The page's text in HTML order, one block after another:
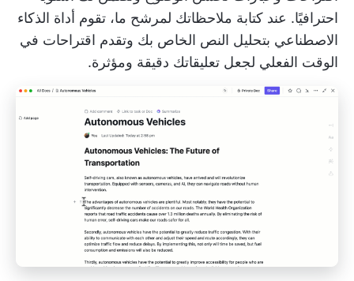
احترافيًا. عند كتابة ملاحظاتك لمرشح ما، تقوم أداة الذكاء
الاصطناعي بتحليل النص الخاص بك وتقدم اقتراحات في
الوقت الفعلي لجعل تعليقاتك دقيقة ومؤثرة.